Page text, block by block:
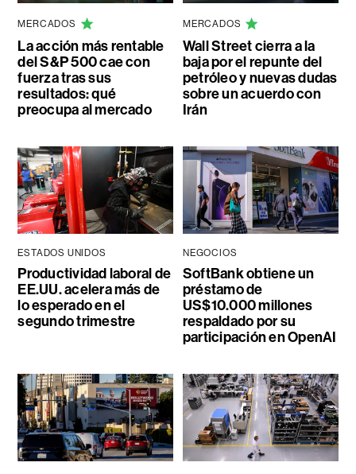
MERCADOS
La acción más rentable
del S&P 500 cae con
fuerza tras sus
resultados: qué
preocupa al mercado
MERCADOS
Wall Street cierra a la
baja por el repunte del
petróleo y nuevas dudas
sobre un acuerdo con
Irán
ESTADOS UNIDOS
Productividad laboral de
EE.UU. acelera más de
lo esperado en el
segundo trimestre
NEGOCIOS
SoftBank obtiene un
préstamo de
US$10.000 millones
respaldado por su
participación en OpenAI